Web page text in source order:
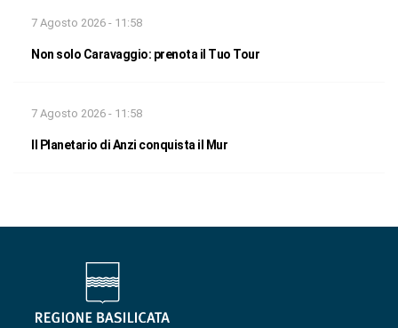
7 Agosto 2026 - 11:58
Non solo Caravaggio: prenota il Tuo Tour
7 Agosto 2026 - 11:58
Il Planetario di Anzi conquista il Mur